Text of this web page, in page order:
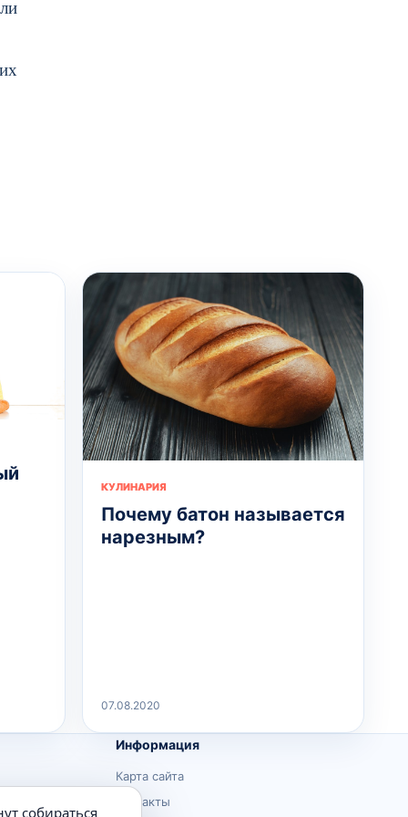
КУЛИНАРИЯ
Почему батон называется
нарезным?
07.08.2020
Информация
Карта сайта
Контакты
собираться